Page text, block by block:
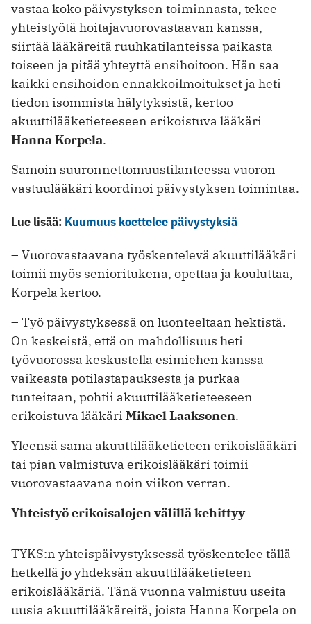
vastaa koko päivystyksen toiminnasta, tekee
yhteistyötä hoitajavuorovastaavan kanssa,
siirtää lääkäreitä ruuhkatilanteissa paikasta
toiseen ja pitää yhteyttä ensihoitoon. Hän saa
kaikki ensihoidon ennakkoilmoitukset ja heti
tiedon isommista hälytyksistä, kertoo
akuuttilääketieteeseen erikoistuva lääkäri
Hanna Korpela.
Samoin suuronnettomuustilanteessa vuoron
vastuulääkäri koordinoi päivystyksen toimintaa.
Lue lisää: Kuumuus koettelee päivystyksiä
– Vuorovastaavana työskentelevä akuuttilääkäri
toimii myös senioritukena, opettaa ja kouluttaa,
Korpela kertoo.
– Työ päivystyksessä on luonteeltaan hektistä.
On keskeistä, että on mahdollisuus heti
työvuorossa keskustella esimiehen kanssa
vaikeasta potilastapauksesta ja purkaa
tunteitaan, pohtii akuuttilääketieteeseen
erikoistuva lääkäri Mikael Laaksonen.
Yleensä sama akuuttilääketieteen erikoislääkäri
tai pian valmistuva erikoislääkäri toimii
vuorovastaavana noin viikon verran.
Yhteistyö erikoisalojen välillä kehittyy
TYKS:n yhteispäivystyksessä työskentelee tällä
hetkellä jo yhdeksän akuutti­lääketieteen
erikoislääkäriä. Tänä vuonna valmistuu useita
uusia akuuttilääkäreitä, joista Hanna Korpela on